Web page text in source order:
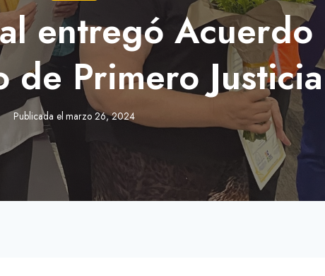
entregó
de Primero Justicia
Publicada el marzo 26, 2024